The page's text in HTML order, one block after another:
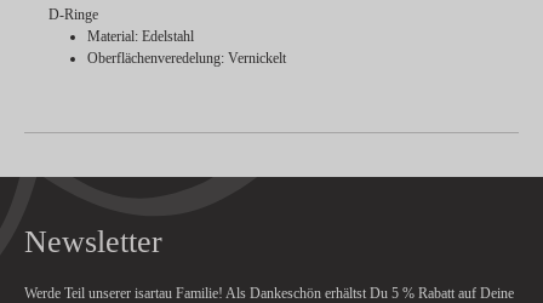
D-Ringe
Material: Edelstahl
Oberflächenveredelung: Vernickelt
Newsletter
Werde Teil unserer isartau Familie! Als Dankeschön erhältst Du 5 % Rabatt auf Deine